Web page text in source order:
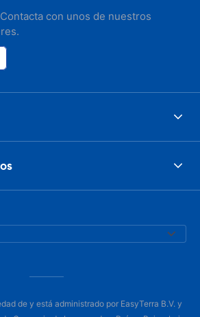
con unos de nuestros
de y está administrado por EasyTerra B.V. y